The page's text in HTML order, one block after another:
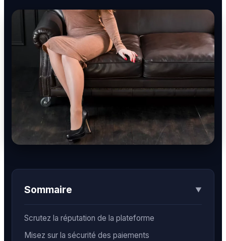
Suivez-nous
Liens utiles
Qui Sommes-Nous
Sommaire ▼
Scrutez la réputation de la plateforme
Misez sur la sécurité des paiements